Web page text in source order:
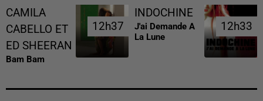
CAMILA
CABELLO ET
ED SHEERAN
Bam Bam
12h37
12h37
INDOCHINE
J'ai Demande A
La Lune
12h33
12h33